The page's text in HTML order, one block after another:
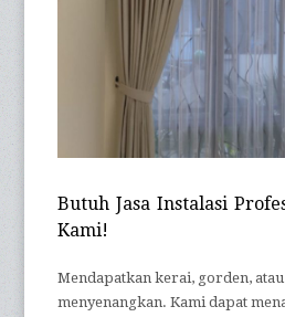
Butuh Jasa Instalasi
Kami!
Mendapatkan kerai, gorden,
menyenangkan. Kami dapat